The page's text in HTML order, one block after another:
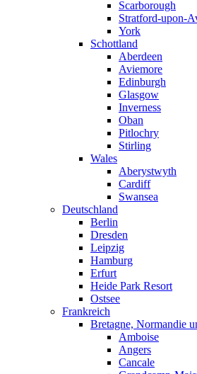
Scarborough
Stratford-upon-
York
Schottland
Aberdeen
Aviemore
Edinburgh
Glasgow
Inverness
Oban
Pitlochry
Stirling
Wales
Aberystwyth
Cardiff
Swansea
Deutschland
Berlin
Dresden
Leipzig
Hamburg
Erfurt
Heide Park Resort
Ostsee
Frankreich
Bretagne, Normandie
Amboise
Angers
Cancale